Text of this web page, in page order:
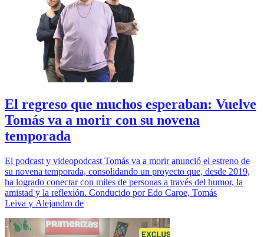
El regreso que muchos esperaban: Vuelve
Tomás va a morir con su novena
temporada
El podcast y videopodcast Tomás va a morir anunció el estreno de
su novena temporada, consolidando un proyecto que, desde 2019,
ha logrado conectar con miles de personas a través del humor, la
amistad y la reflexión. Conducido por Edo Caroe, Tomás
Leiva y Alejandro de